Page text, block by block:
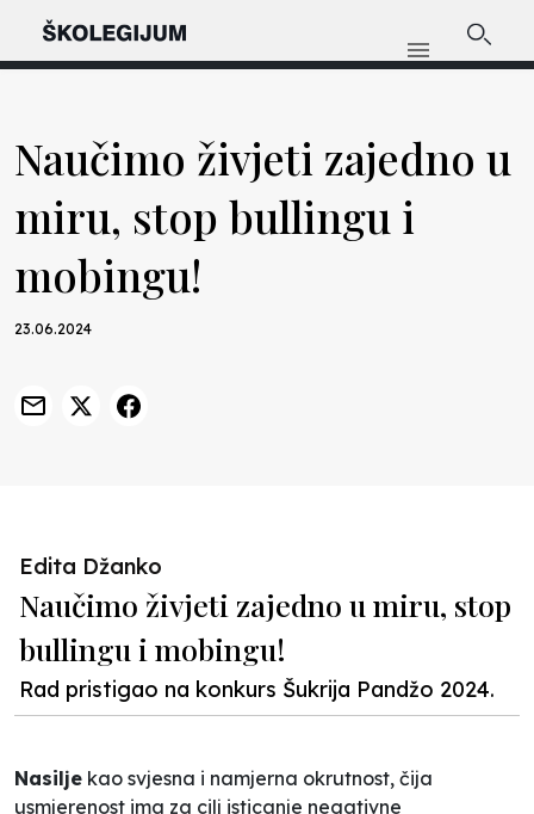
Naučimo živjeti zajedno u
miru, stop bullingu i
mobingu!
23.06.2024
Edita Džanko
Naučimo živjeti zajedno u miru, stop
bullingu i mobingu!
Rad pristigao na konkurs Šukrija Pandžo 2024.
Nasilje kao svjesna i namjerna okrutnost, čija
usmjerenost ima za cilj isticanje negativne